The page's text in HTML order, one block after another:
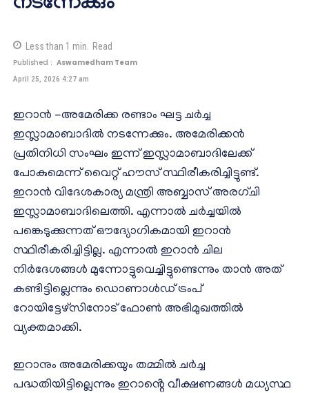
നടന്നേക്കും
Less than 1 min. Read
Published : Aswamedham Team
April 25, 2026 4:27 am
ഇറാൻ -അമേരിക്ക രണ്ടാം ഘട്ട ചർച്ച
ഇസ്ലാമാബാദിൽ നടന്നേക്കും. അമേരിക്കൻ
പ്രതിനിധി സംഘം ഇന്ന് ഇസ്ലാമാബാദിലേക്ക്
പോകുമെന്ന് വൈറ്റ് ഹൗസ് സ്ഥിരീകരിച്ചിട്ടുണ്ട്.
ഇറാൻ വിദേശകാര്യ മന്ത്രി അബ്ബാസ് അരഗ്ചി
ഇസ്ലാമാബാദിലെത്തി. എന്നാൽ ചർച്ചയിൽ
പങ്കെടുക്കുന്നത് ഔദ്യോഗികമായി ഇറാൻ
സ്ഥിരീകരിച്ചിട്ടില്ല. എന്നാൽ ഇറാൻ ചില
നിർദേശങ്ങൾ മുന്നോട്ടുവെച്ചിട്ടുണ്ടെന്നും താൻ അത്
കണ്ടിട്ടില്ലെന്നും ഡൊണാൾഡ് ട്രംപ്
റോയിട്ടേഴ്സിനോട് ഫോൺ അഭിമുഖത്തിൽ
വ്യക്തമാക്കി.
ഇറാനും അമേരിക്കയും തമ്മിൽ ചർച്ച
പദ്ധതിയിട്ടില്ലെന്നും ഇറാൻ്റെ വീക്ഷണങ്ങൾ മധ്യസ്ഥ